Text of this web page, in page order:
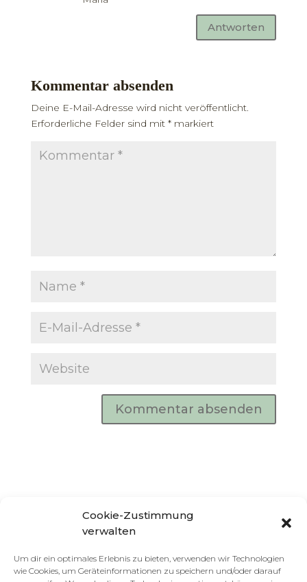
Cookie-Zustimmung
verwalten
Um dir ein optimales Erlebnis zu bieten, verwenden wir Technologien
wie Cookies, um Geräteinformationen zu speichern und/oder darauf
Antworten
Kommentar absenden
Deine E-Mail-Adresse wird nicht veröffentlicht.
Erforderliche Felder sind mit *markiert